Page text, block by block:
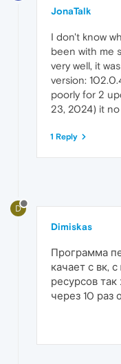
JonaTalk
I don't know
been with me
very well, it
version:
poorly for 2
23, 2024) it
1 Reply
D
Dimiskas
Программа
качает с вк,
ресурсов
через 10 раз